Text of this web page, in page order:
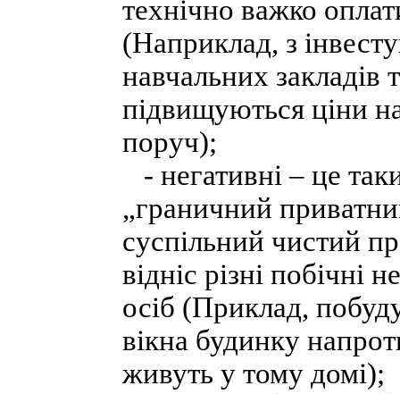
технічно важко
(Наприклад, з
навчальних закладів
підвищуються ціни
поруч);
- негативні – це
„граничний
суспільний чистий
відніс різні побічні
осіб (Приклад,
вікна будинку
живуть у тому домі);